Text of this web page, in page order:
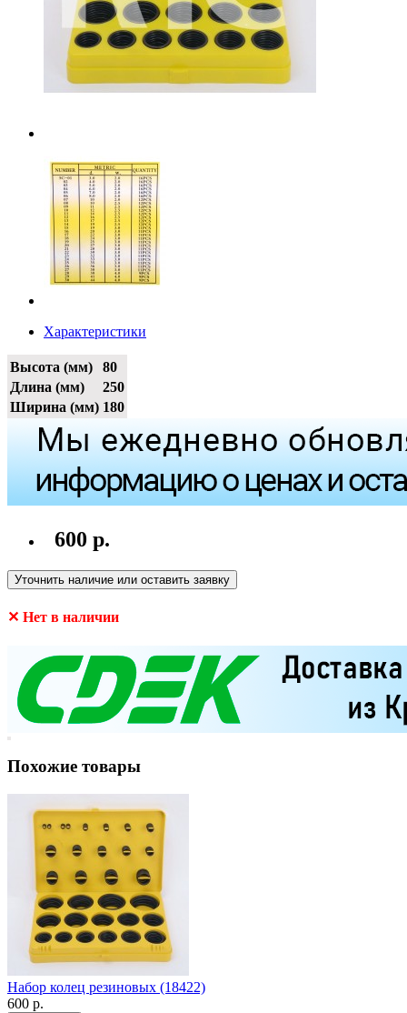
Характеристики
Высота (мм)
80
Длина (мм)
250
Ширина (мм) 180
600 р.
Уточнить наличие или оставить заявку
✕ Нет в наличии
Похожие товары
Набор колец резиновых (18422)
600 р.